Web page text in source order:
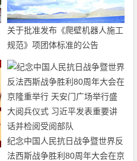
关于批准发布《爬壁机器人施工
规范》项团体标准的公告
纪念中国人民抗日战争暨世界反
法西斯战争胜利80周年大会在京